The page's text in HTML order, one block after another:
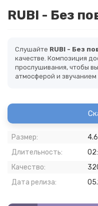
RUBI - Без
Слушайте RUBI - Без
качестве. Композиция
прослушивания, чтобы
атмосферой и звучанием
Размер:
Длительность:
Качество:
Дата релиза: